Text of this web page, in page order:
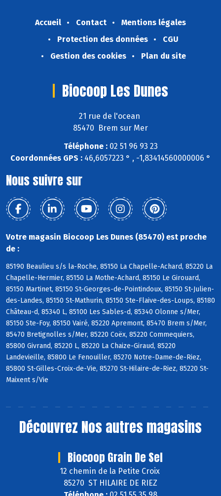
Accueil Contact
Mentions légales
Protection des données
CGU
Gestion des cookies
Plan du site
Biocoop Les Dunes
21 rue de l'ocean
85470 Brem sur Mer
Téléphone :02 51 96 93 23
Coordonnées GPS : 46,6057223 ° , -1,83414560000006 °
Nous suivre sur
Votre magasin Biocoop Les Dunes (85470) est proche
de :
85190 Beaulieu s/s la-Roche, 85150 La Chapelle-Achard, 85220 La
Chapelle-Hermier, 85150 La Mothe-Achard, 85150 Le Girouard,
85150 Martinet, 85150 St-Georges-de-Pointindoux, 85150 St-Julien-
des-Landes, 85150 St-Mathurin, 85150 Ste-Flaive-des-Loups, 85180
Château-d, 85340 L, 85100 Les Sables-d, 85340 Olonne s/Mer,
85150 Ste-Foy, 85150 Vairé, 85220 Apremont, 85470 Brem s/Mer,
85470 Bretignolles s/Mer, 85220 Coëx, 85220 Commequiers,
85800 Givrand, 85220 L, 85220 La Chaize-Giraud, 85220
Landevieille, 85800 Le Fenouiller, 85270 Notre-Dame-de-Riez,
85800 St-Gilles-Croix-de-Vie, 85270 St-Hilaire-de-Riez, 85220 St-
Maixent s/Vie
Découvrez Nos autres magasins
Biocoop Grain De Sel
12 chemin de la Petite Croix
85270 ST HILAIRE DE RIEZ